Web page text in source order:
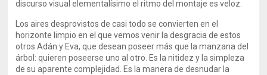
discurso visual elementalísimo el ritmo del montaje es veloz.
Los aires desprovistos de casi todo se convierten en el
horizonte limpio en el que vemos venir la desgracia de estos
otros Adán y Eva, que desean poseer más que la manzana del
árbol: quieren poseerse uno al otro. Es la nitidez y la simpleza
de su aparente complejidad. Es la manera de desnudar la